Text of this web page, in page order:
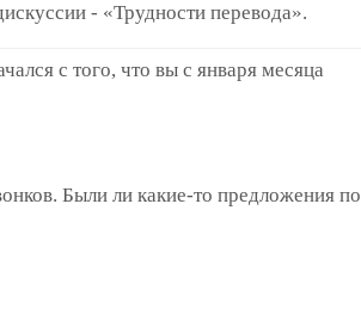
- «Трудности перевода».
с того, что вы с января месяца
Были ли какие-то предложения по